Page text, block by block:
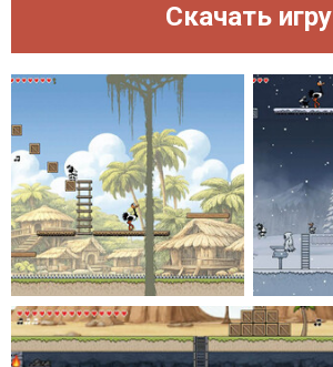
Скачать игру